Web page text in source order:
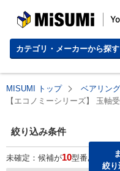
MISUMI | Your Time, Our Priority
カテゴリ・メーカーから探す
MISUMI トップ ベアリン
【エコノミーシリーズ】 玉
絞り込み条件
絞り
未確定：候補が10型番ありま